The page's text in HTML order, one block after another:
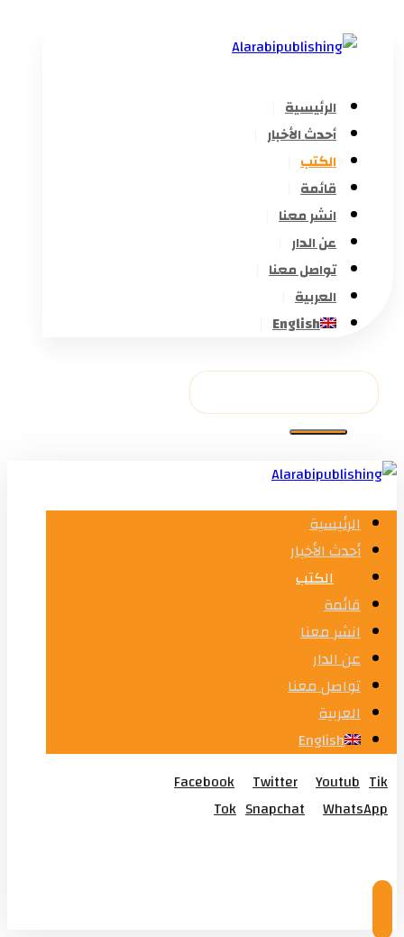
الرئيسية
أحدث الأخبار
الكتب
قائمة
انشر معنا
عن الدار
تواصل معنا
العربية
English
الرئيسية
أحدث الأخبار
الكتب
قائمة
انشر معنا
عن الدار
تواصل معنا
العربية
English
Facebook
Twitter Youtub Tik
Tok Snapchat
WhatsApp